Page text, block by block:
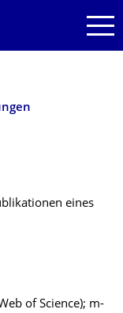
eines
of Science); m-